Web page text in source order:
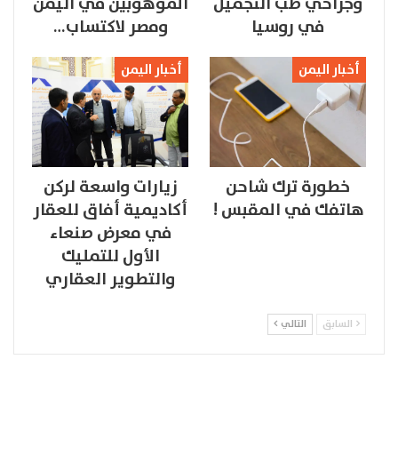
في روسيا
ومصر لاكتساب…
أخبار اليمن
خطورة ترك شاحن
هاتفك في المقبس !
أخبار اليمن
زيارات واسعة لركن
أكاديمية أفاق للعقار
في معرض صنعاء
الأول للتمليك
والتطوير العقاري
السابق التالي